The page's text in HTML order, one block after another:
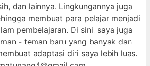
dan lainnya. Lingkungannya juga
membuat para pelajar menjadi
pembelajaran. Di sini, saya juga
- teman baru yang banyak dan
adaptasi diri saya lebih luas.